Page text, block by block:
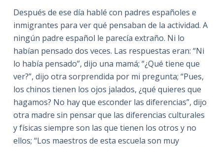
Después de ese día hablé con padres españoles e
inmigrantes para ver qué pensaban de la actividad. A
ningún padre español le parecía extraño. Ni lo
habían pensado dos veces. Las respuestas eran: “Ni
lo había pensado”, dijo una mamá; “¿Qué tiene que
ver?”, dijo otra sorprendida por mi pregunta; “Pues,
los chinos tienen los ojos jalados, ¿qué quieres que
hagamos? No hay que esconder las diferencias”, dijo
otra madre sin pensar que las diferencias culturales
y físicas siempre son las que tienen los otros y no
ellos; “Los maestros de esta escuela son muy